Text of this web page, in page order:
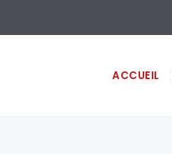
ACCUEIL